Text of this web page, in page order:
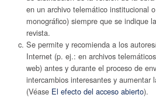
en un archivo telemático institucional
monográfico) siempre que se indique
revista.
Se permite y recomienda a los
Internet (p. ej.: en archivos
web) antes y durante el proceso de
intercambios interesantes y aumentar
(Véase El efecto del acceso abierto).